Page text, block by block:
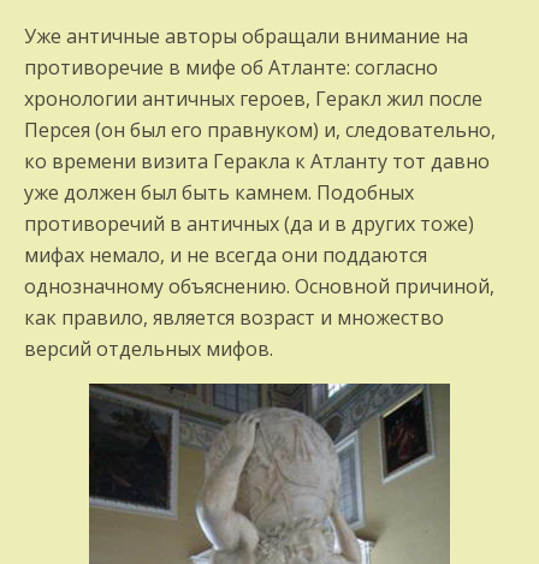
Уже античные авторы обращали внимание на
противоречие в мифе об Атланте: согласно
хронологии античных героев, Геракл жил после
Персея (он был его правнуком) и, следовательно,
ко времени визита Геракла к Атланту тот давно
уже должен был быть камнем. Подобных
противоречий в античных (да и в других тоже)
мифах немало, и не всегда они поддаются
однозначному объяснению. Основной причиной,
как правило, является возраст и множество
версий отдельных мифов.